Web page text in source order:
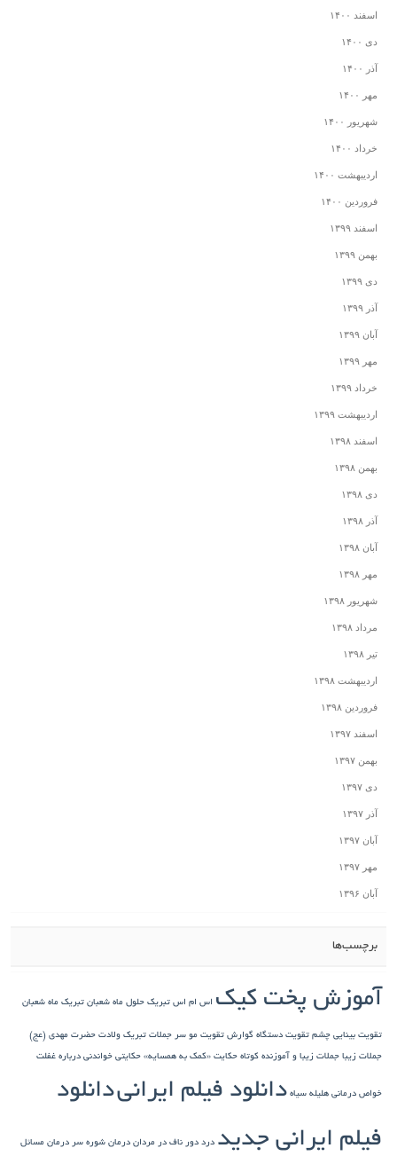
اسفند ۱۴۰۰
دی ۱۴۰۰
آذر ۱۴۰۰
مهر ۱۴۰۰
شهریور ۱۴۰۰
خرداد ۱۴۰۰
اردیبهشت ۱۴۰۰
فروردین ۱۴۰۰
اسفند ۱۳۹۹
بهمن ۱۳۹۹
دی ۱۳۹۹
آذر ۱۳۹۹
آبان ۱۳۹۹
مهر ۱۳۹۹
خرداد ۱۳۹۹
اردیبهشت ۱۳۹۹
اسفند ۱۳۹۸
بهمن ۱۳۹۸
دی ۱۳۹۸
آذر ۱۳۹۸
آبان ۱۳۹۸
مهر ۱۳۹۸
شهریور ۱۳۹۸
مرداد ۱۳۹۸
تیر ۱۳۹۸
اردیبهشت ۱۳۹۸
فروردین ۱۳۹۸
اسفند ۱۳۹۷
بهمن ۱۳۹۷
دی ۱۳۹۷
آذر ۱۳۹۷
آبان ۱۳۹۷
مهر ۱۳۹۷
آبان ۱۳۹۶
برچسب‌ها
آموزش پخت کیک اس ام اس تبریک حلول ماه شعبان تبریک ماه شعبان
تقویت بینایی چشم تقویت دستگاه گوارش تقویت مو سر جملات تبریک ولادت حضرت مهدی (عج)
جملات زیبا جملات زیبا و آموزنده کوتاه حکایت «کمک به همسایه» حکایتی خواندنی درباره غفلت
خواص درمانی هلیله سیاه دانلود فیلم ایرانیدانلود
فیلم ایرانی جدید درد دور ناف در مردان درمان شوره سر درمان مسائل